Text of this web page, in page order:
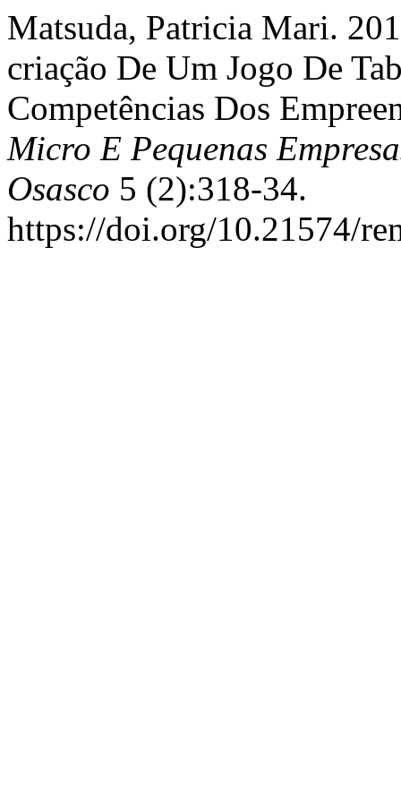
Matsuda, Patricia Mari.
criação De Um Jogo De
Competências Dos
Micro E Pequenas
Osasco 5 (2):318-34.
https://doi.org/10.21574/